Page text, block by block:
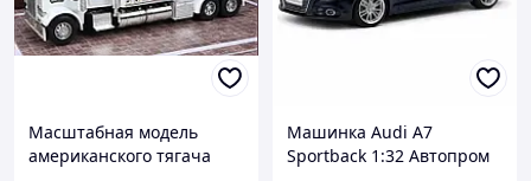
Масштабная модель
американского тягача
Машинка Audi A7
Sportback 1:32 Автопром